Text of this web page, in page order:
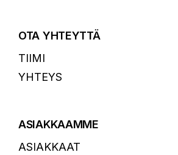
OTA YHTEYTTÄ
TIIMI
YHTEYS
ASIAKKAAMME
ASIAKKAAT